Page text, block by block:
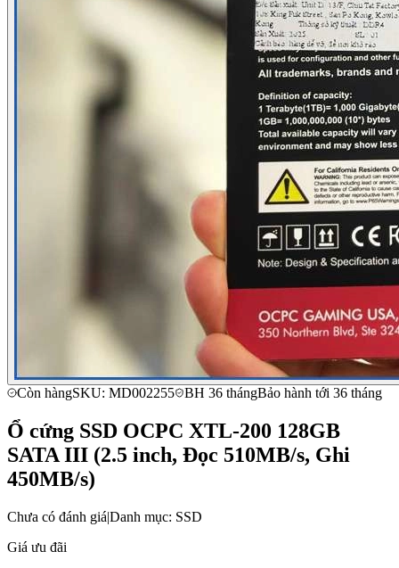
Còn hàngSKU: MD002255 BH 36 thángBảo hành tới 36 tháng
Ổ cứng SSD OCPC XTL-200 128GB
SATA III (2.5 inch, Đọc 510MB/s, Ghi
450MB/s)
Chưa có đánh giá|Danh mục: SSD
Giá ưu đãi